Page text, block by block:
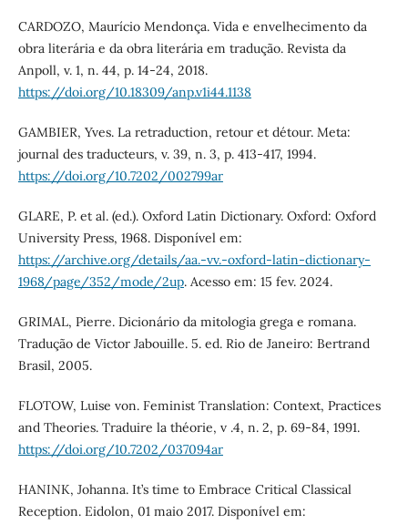
CARDOZO, Maurício Mendonça. Vida e envelhecimento da
obra literária e da obra literária em tradução. Revista da
Anpoll, v. 1, n. 44, p. 14-24, 2018.
https://doi.org/10.18309/anp.v1i44.1138
GAMBIER, Yves. La retraduction, retour et détour. Meta:
journal des traducteurs, v. 39, n. 3, p. 413-417, 1994.
https://doi.org/10.7202/002799ar
GLARE, P. et al. (ed.). Oxford Latin Dictionary. Oxford: Oxford
University Press, 1968. Disponível em:
https://archive.org/details/aa.-vv.-oxford-latin-dictionary-
1968/page/352/mode/2up. Acesso em: 15 fev. 2024.
GRIMAL, Pierre. Dicionário da mitologia grega e romana.
Tradução de Victor Jabouille. 5. ed. Rio de Janeiro: Bertrand
Brasil, 2005.
FLOTOW, Luise von. Feminist Translation: Context, Practices
and Theories. Traduire la théorie, v .4, n. 2, p. 69-84, 1991.
https://doi.org/10.7202/037094ar
HANINK, Johanna. It’s time to Embrace Critical Classical
Reception. Eidolon, 01 maio 2017. Disponível em: